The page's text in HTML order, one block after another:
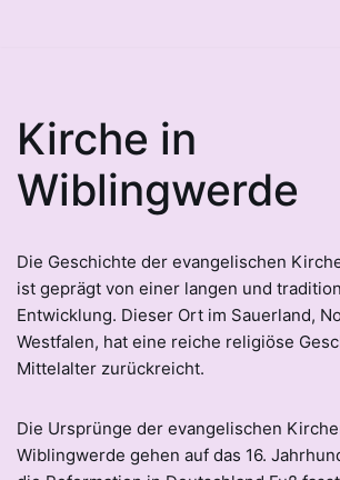
Kirche in
Wiblingwerde
Die Geschichte der evangelischen
ist geprägt von einer langen und
Entwicklung. Dieser Ort im Sauerland,
Westfalen, hat eine reiche religiöse
Mittelalter zurückreicht.
Die Ursprünge der evangelischen
Wiblingwerde gehen auf das 16.